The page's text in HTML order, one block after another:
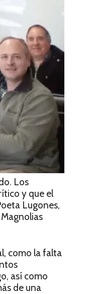
Los
y que el
Lugones,
como la falta
así como
de una